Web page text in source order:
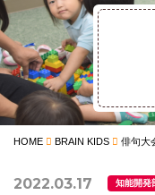
HOME BRAIN KIDS 俳句大
2022.03.17 知能開発